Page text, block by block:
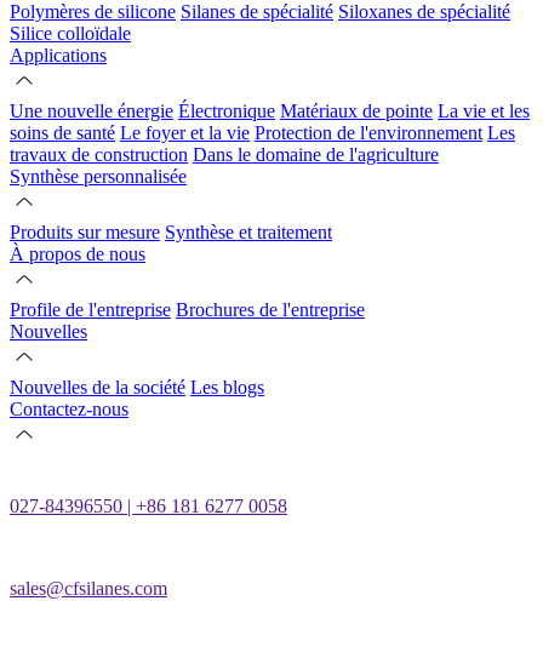
Polymères de silicone Silanes de spécialité Siloxanes de spécialité
Silice colloïdale
Applications
Une nouvelle énergie Électronique Matériaux de pointe La vie et les
soins de santé Le foyer et la vie Protection de l'environnement Les
travaux de construction Dans le domaine de l'agriculture
Synthèse personnalisée
Produits sur mesure Synthèse et traitement
À propos de nous
Profile de l'entreprise Brochures de l'entreprise
Nouvelles
Nouvelles de la société Les blogs
Contactez-nous
027-84396550 | +86 181 6277 0058
sales@cfsilanes.com